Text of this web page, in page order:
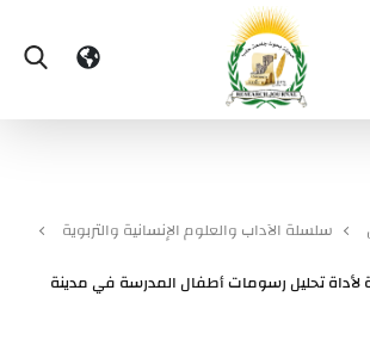
سلسلة الآداب والعلوم الإنسانية والتربوية
لأداة تحليل رسومات أطفال المدرسة في مدينة